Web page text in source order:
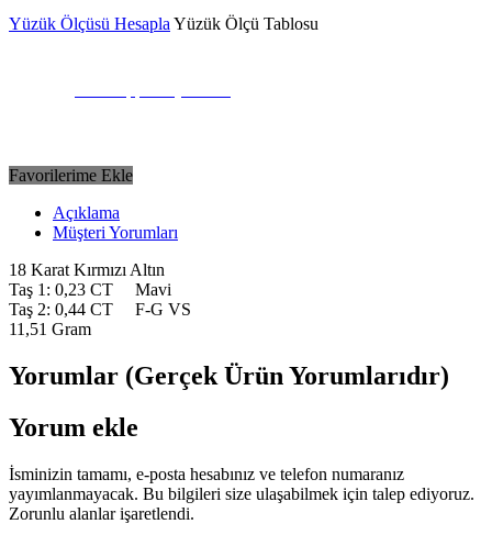
Yüzük Ölçüsü Hesapla Yüzük Ölçü Tablosu
Favorilerime Ekle
Açıklama
Müşteri Yorumları
18 Karat Kırmızı Altın
Taş 1: 0,23 CT Mavi
Taş 2: 0,44 CT F-G VS
11,51 Gram
Yorumlar (Gerçek Ürün Yorumlarıdır)
Yorum ekle
İsminizin tamamı, e-posta hesabınız ve telefon numaranız
yayımlanmayacak. Bu bilgileri size ulaşabilmek için talep ediyoruz.
Zorunlu alanlar işaretlendi.